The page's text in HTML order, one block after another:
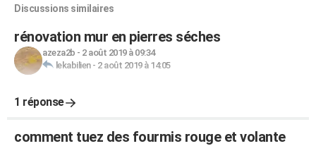
Discussions similaires
rénovation mur en pierres séches
azeza2b - 2 août 2019 à 09:34
lekabilien- 2 août 2019 à 14:05
1 réponse
comment tuez des fourmis rouge et volante